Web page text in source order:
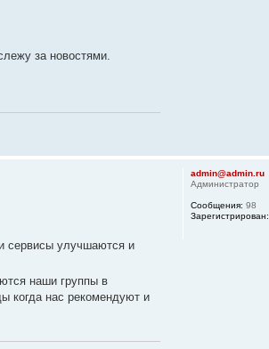
за новостями.
сервисы улучшаются и
наши группы в
когда нас рекомендуют и
admin@admin.ru
Администратор
Сообщения: 98
Зарегистрирован: